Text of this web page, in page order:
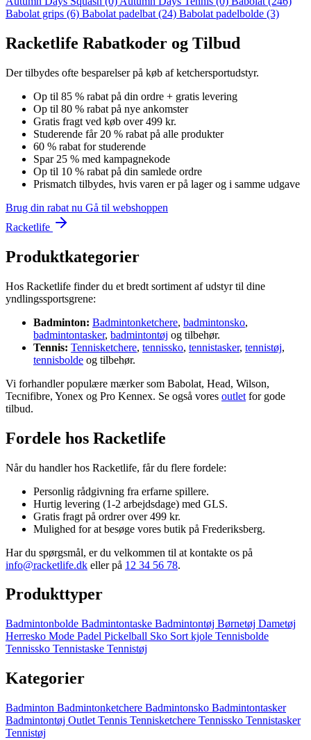
Babolat grips (6) Babolat padelbat (24) Babolat padelbolde (3)
Racketlife Rabatkoder og Tilbud
Der tilbydes ofte besparelser på køb af ketchersportudstyr.
Op til 85 % rabat på din ordre + gratis levering
Op til 80 % rabat på nye ankomster
Gratis fragt ved køb over 499 kr.
Studerende får 20 % rabat på alle produkter
60 % rabat for studerende
Spar 25 % med kampagnekode
Op til 10 % rabat på din samlede ordre
Prismatch tilbydes, hvis varen er på lager og i samme udgave
Brug din rabat nu Gå til webshoppen
Racketlife
Produktkategorier
Hos Racketlife finder du et bredt sortiment af udstyr til dine
yndlingssportsgrene:
Badminton: Badmintonketchere, badmintonsko,
badmintontasker, badmintontøj og tilbehør.
Tennis: Tennisketchere, tennissko, tennistasker, tennistøj,
tennisbolde og tilbehør.
Vi forhandler populære mærker som Babolat, Head, Wilson,
Tecnifibre, Yonex og Pro Kennex. Se også vores outlet for gode
tilbud.
Fordele hos Racketlife
Når du handler hos Racketlife, får du flere fordele:
Personlig rådgivning fra erfarne spillere.
Hurtig levering (1-2 arbejdsdage) med GLS.
Gratis fragt på ordrer over 499 kr.
Mulighed for at besøge vores butik på Frederiksberg.
Har du spørgsmål, er du velkommen til at kontakte os på
info@racketlife.dk eller på 12 34 56 78.
Produkttyper
Badmintonbolde Badmintontaske Badmintontøj Børnetøj Dametøj
Herresko Mode Padel Pickelball Sko Sort kjole Tennisbolde
Tennissko Tennistaske Tennistøj
Kategorier
Badminton Badmintonketchere Badmintonsko Badmintontasker
Badmintontøj Outlet Tennis Tennisketchere Tennissko Tennistasker
Tennistøj